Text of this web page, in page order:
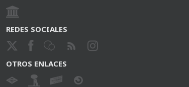
REDES SOCIALES
OTROS ENLACES